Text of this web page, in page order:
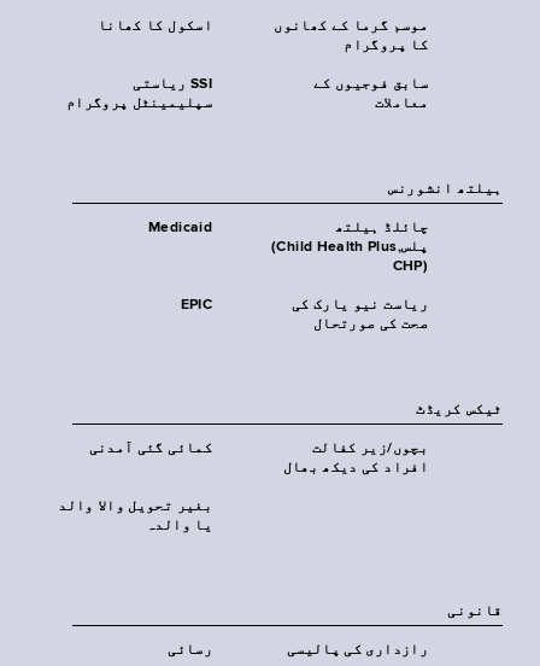
اسکول کا کھانا
موسم گرما کے کھانوں
کا پروگرام
SSI ریاستی
سپلیمینٹل پروگرام
سابق فوجیوں کے
معاملات
‏ہیلتھ انشورنس
Medicaid
چائلڈ ہیلتھ
پلس‎(Child Health Plus,
CHP)‎
EPIC
ریاست نیو یارک کی
صحت کی صورتحال
ٹیکس کریڈٹ
کمائی گئی آمدنی
بچوں/زیر کفالت
افراد کی دیکھ بھال
بغیر تحویل والا والد
یا والدہ
قانونی
رسائی رازداری کی پالیسی